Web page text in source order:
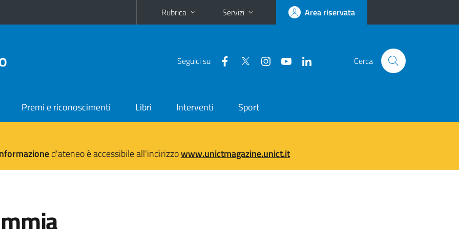
Rubrica Servizi Area riservata
Seguici su Cerca
Premi e riconoscimenti Libri Interventi Sport
d'ateneo è accessibile all'indirizzowww.unictmagazine.unict.it